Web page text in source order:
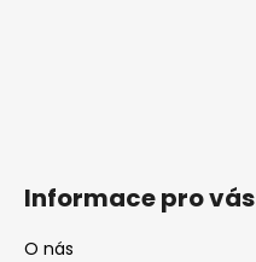
Informace pro vás
O nás